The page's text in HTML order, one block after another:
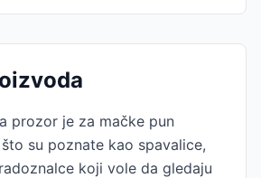
prozor je za mačke pun
su poznate kao spavalice,
koji vole da gledaju